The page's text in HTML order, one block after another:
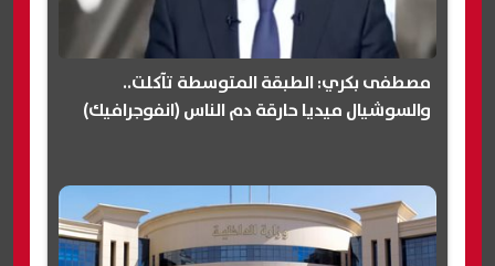
مصطفى بكري: الطبقة المتوسطة تآكلت..
والسوشيال ميديا حارقة دم الناس (انفوجرافيك)